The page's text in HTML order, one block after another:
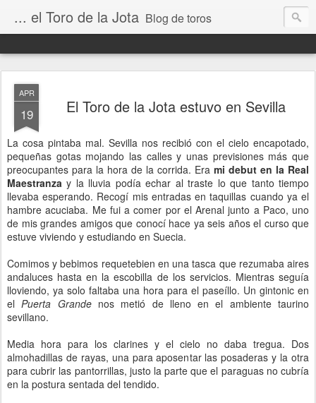
... el Toro de la Jota Blog de toros
APR
19 El Toro de la Jota estuvo en Sevilla
La cosa pintaba mal. Sevilla nos recibió con el cielo encapotado,
pequeñas gotas mojando las calles y unas previsiones más que
preocupantes para la hora de la corrida. Era mi debut en la Real
Maestranza y la lluvia podía echar al traste lo que tanto tiempo
llevaba esperando. Recogí mis entradas en taquillas cuando ya el
hambre acuciaba. Me fui a comer por el Arenal junto a Paco, uno
de mis grandes amigos que conocí hace ya seis años el curso que
estuve viviendo y estudiando en Suecia.
Comimos y bebimos requetebien en una tasca que rezumaba aires
andaluces hasta en la escobilla de los servicios. Mientras seguía
lloviendo, ya solo faltaba una hora para el paseíllo. Un gintonic en
elPuerta Grandenos metió de lleno en el ambiente taurino
sevillano.
Media hora para los clarines y el cielo no daba tregua. Dos
almohadillas de rayas, una para aposentar las posaderas y la otra
para cubrir las pantorrillas, justo la parte que el paraguas no cubría
en la postura sentada del tendido.